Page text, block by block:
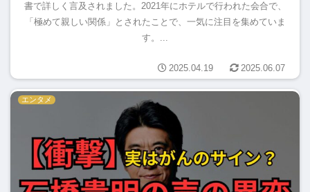
書で詳しく言及されました。2021年にホテルで行われた会合で、
「極めて親しい関係」とされたことで、一気に注目を集めていま
す。...
2025.04.19 2025.06.07
エンタメ